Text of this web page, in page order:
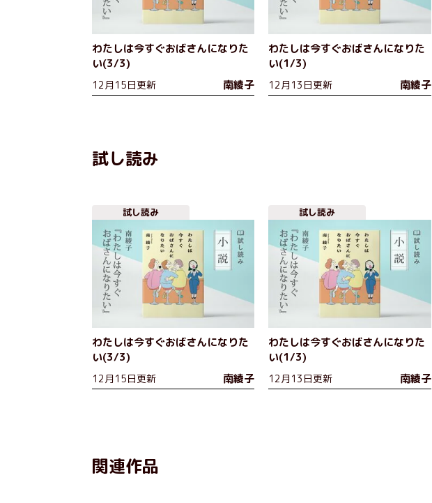
わたしは今すぐおばさんになりた
い(3/3)
12月15日更新 南綾子
わたしは今すぐおばさんになりた
い(1/3)
12月13日更新 南綾子
試し読み
試し読み
わたしは今すぐおばさんになりた
い(3/3)
12月15日更新 南綾子
試し読み
わたしは今すぐおばさんになりた
い(1/3)
12月13日更新 南綾子
関連作品